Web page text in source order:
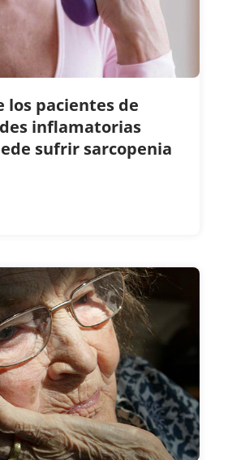
los pacientes de
inflamatorias
sufrir sarcopenia